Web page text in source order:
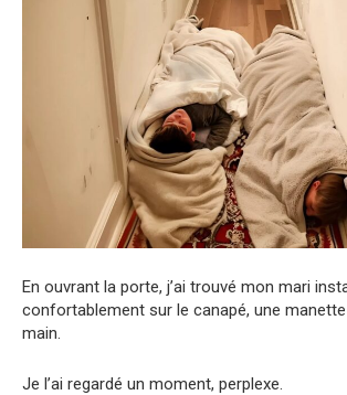
En ouvrant la porte, j’ai trouvé mon mari
confortablement sur le canapé, une
main.
Je l’ai regardé un moment, perplexe.